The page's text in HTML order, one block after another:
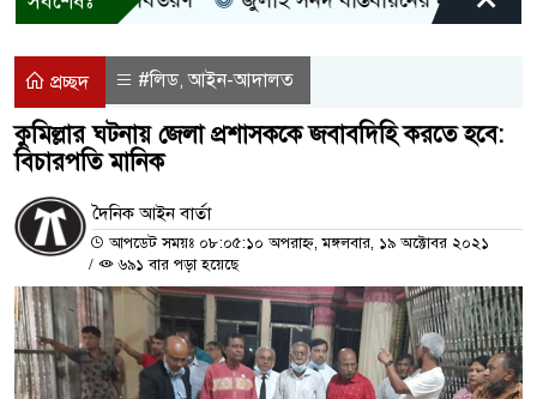
প্রচ্ছদ #লিড,আইন-আদালত
কুমিল্লার ঘটনায় জেলা প্রশাসককে জবাবদিহি করতে হবে:
বিচারপতি মানিক
দৈনিক আইন বার্তা
আপডেট সময়ঃ ০৮:০৫:১০ অপরাহ্ন, মঙ্গলবার, ১৯ অক্টোবর ২০২১
/
৬৯১ বার পড়া হয়েছে